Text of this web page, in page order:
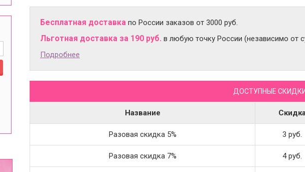
Бесплатная доставка по России заказов от 3000 руб.
Льготная доставка за 190 руб. в любую точку России (независимо от
Подробнее
ДОСТУПНЫЕ
Название
Разовая скидка 5% 3 руб.
Разовая скидка 7% 4 руб.